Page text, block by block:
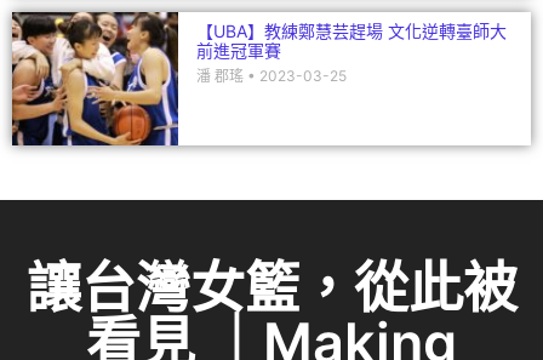
【UBA】教練鄭慧芸趕場 文化逆轉臺師大
前進冠軍賽
潘 郡瑤 2023-03-25
讓台灣女籃，從此被
看見 ｜Making